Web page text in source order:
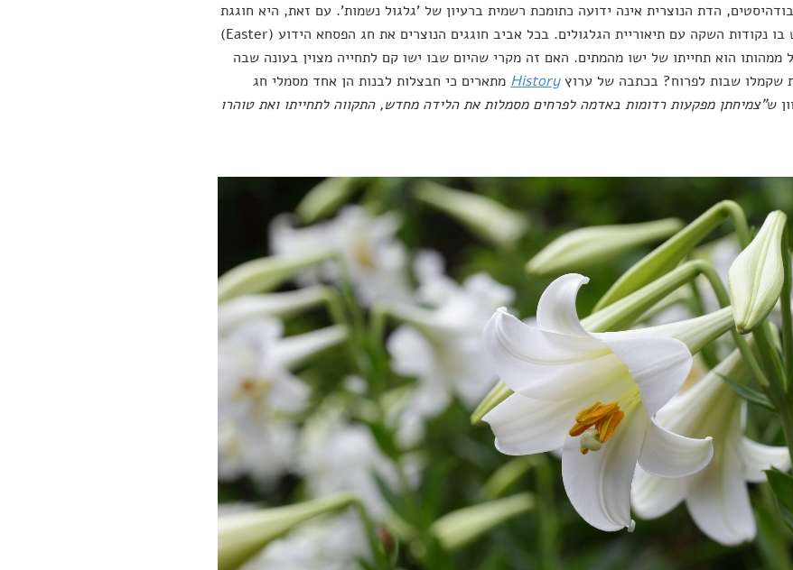
הדת הנוצרית אינה ידועה כתומכת רשמית ברעיון של 'גלגול נשמות'. עם זאת, היא חוגגת
אירוע שיש בו נקודות השקה עם תיאוריית הגלגולים. בכל אביב חוגגים הנוצרים את חג הפסחא הידוע (Easter)
ממהותו הוא תחייתו של ישו מהמתים. האם זה מקרי שהיום שבו ישו קם לתחייה מצוין בעונה שבה
שקמלו שבות לפרוח? בכתבה של ערוץHistory מתארים כי חבצלות לבנות הן אחד מסמלי חג
ש"צמיחתן מפקעות רדומות באדמה לפרחים מסמלות את הלידה מחדש, התקווה לתחייתו ואת טוהרו